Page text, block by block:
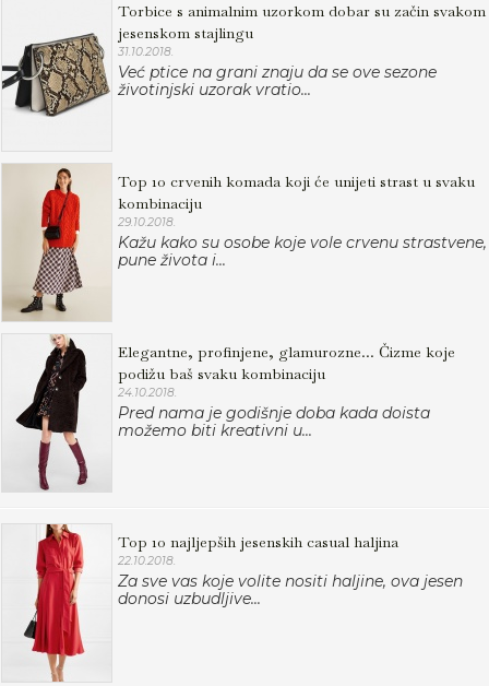
Torbice s animalnim uzorkom dobar su začin svakom
jesenskom stajlingu
31.10.2018.
Već ptice na grani znaju da se ove sezone
životinjski uzorak vratio...
Top 10 crvenih komada koji će unijeti strast u svaku
kombinaciju
29.10.2018.
Kažu kako su osobe koje vole crvenu strastvene,
pune života i...
Elegantne, profinjene, glamurozne... Čizme koje
podižu baš svaku kombinaciju
24.10.2018.
Pred nama je godišnje doba kada doista
možemo biti kreativni u...
Top 10 najljepših jesenskih casual haljina
22.10.2018.
Za sve vas koje volite nositi haljine, ova jesen
donosi uzbudljive...